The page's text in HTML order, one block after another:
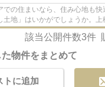
での住まいなら、住み心地も
土地」はいかがでしょうか。
土地ですので、自由度が高いで
該当公開件数3件
物件をまとめて
トに追加